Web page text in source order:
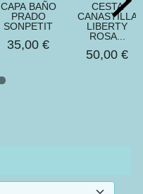
CAPA BAÑO
PRADO
SONPETIT
35,00 €
CESTA
CANASTILLA
LIBERTY
ROSA...
50,00 €